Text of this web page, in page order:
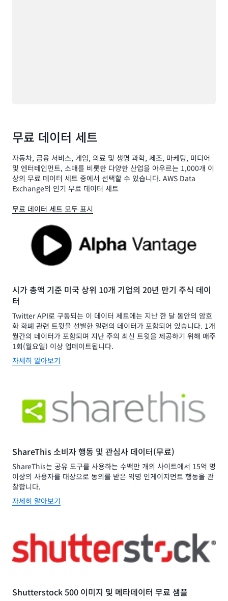
무료 데이터 세트
자동차, 금융 서비스, 게임, 의료 및 생명 과학, 제조, 마케팅, 미디어
및 엔터테인먼트, 소매를 비롯한 다양한 산업을 아우르는 1,000개 이
상의 무료 데이터 세트 중에서 선택할 수 있습니다. AWS Data
Exchange의 인기 무료 데이터 세트
무료 데이터 세트 모두 표시
시가 총액 기준 미국 상위 10개 기업의 20년 만기 주식 데이
터
Twitter API로 구동되는 이 데이터 세트에는 지난 한 달 동안의 암호
화 화폐 관련 트윗을 선별한 일련의 데이터가 포함되어 있습니다. 1개
월간의 데이터가 포함되며 지난 주의 최신 트윗을 제공하기 위해 매주
1회(월요일) 이상 업데이트됩니다.
자세히 알아보기
ShareThis 소비자 행동 및 관심사 데이터(무료)
ShareThis는 공유 도구를 사용하는 수백만 개의 사이트에서 15억 명
이상의 사용자를 대상으로 동의를 받은 익명 인게이지먼트 행동을 관
찰합니다.
자세히 알아보기
Shutterstock 500 이미지 및 메타데이터 무료 샘플